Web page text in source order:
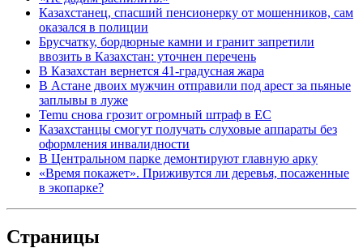
Казахстанец, спасший пенсионерку от мошенников, сам
оказался в полиции
Брусчатку, бордюрные камни и гранит запретили
ввозить в Казахстан: уточнен перечень
В Казахстан вернется 41-градусная жара
В Астане двоих мужчин отправили под арест за пьяные
заплывы в луже
Temu снова грозит огромный штраф в ЕС
Казахстанцы смогут получать слуховые аппараты без
оформления инвалидности
В Центральном парке демонтируют главную арку
«Время покажет». Приживутся ли деревья, посаженные
в экопарке?
Страницы